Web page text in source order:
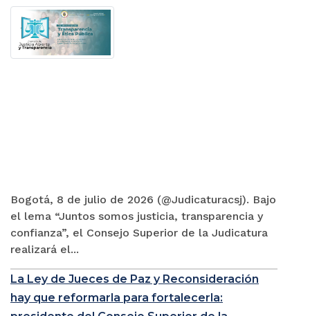
Bogotá, 8 de julio de 2026 (@Judicaturacsj). Bajo
el lema “Juntos somos justicia, transparencia y
confianza”, el Consejo Superior de la Judicatura
realizará el...
La Ley de Jueces de Paz y Reconsideración
hay que reformarla para fortalecerla: